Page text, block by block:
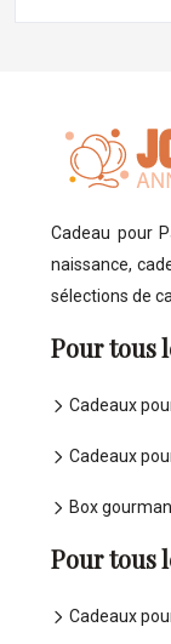
Cadeau pour
naissance,
sélections de
Pour tous
Cadeaux
Cadeaux
Box
Pour tous
Cadeaux